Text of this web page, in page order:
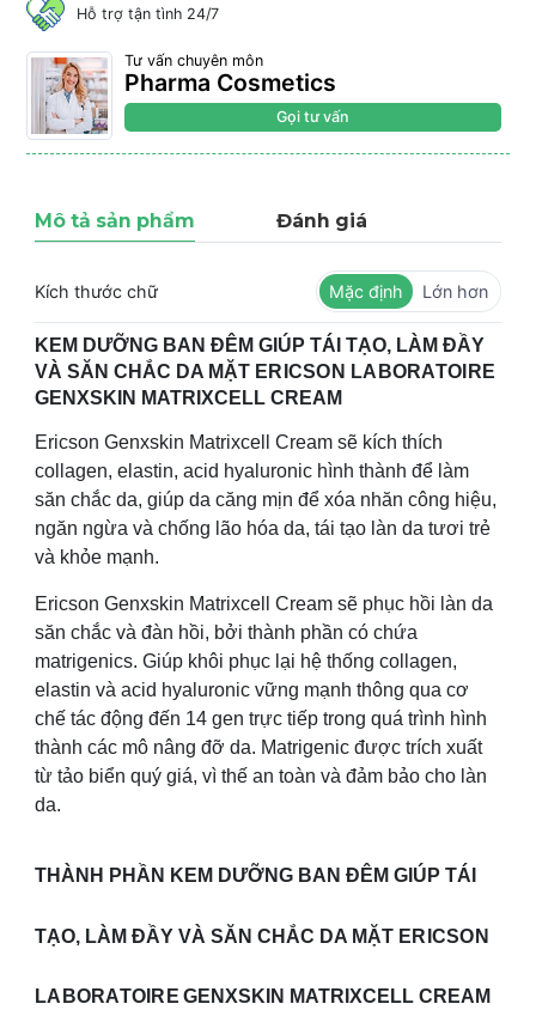
Hỗ trợ tận tình 24/7
Tư vấn chuyên môn
Pharma Cosmetics
Gọi tư vấn
Mô tả sản phẩm Đánh giá
Kích thước chữ Mặc định Lớn hơn
KEM DƯỠNG BAN ĐÊM GIÚP TÁI TẠO, LÀM ĐẦY
VÀ SĂN CHẮC DA MẶT ERICSON LABORATOIRE
GENXSKIN MATRIXCELL CREAM
Ericson Genxskin Matrixcell Cream sẽ kích thích
collagen, elastin, acid hyaluronic hình thành để làm
săn chắc da, giúp da căng mịn để xóa nhăn công hiệu,
ngăn ngừa và chống lão hóa da, tái tạo làn da tươi trẻ
và khỏe mạnh.
Ericson Genxskin Matrixcell Cream sẽ phục hồi làn da
săn chắc và đàn hồi, bởi thành phần có chứa
matrigenics. Giúp khôi phục lại hệ thống collagen,
elastin và acid hyaluronic vững mạnh thông qua cơ
chế tác động đến 14 gen trực tiếp trong quá trình hình
thành các mô nâng đỡ da. Matrigenic được trích xuất
từ tảo biển quý giá, vì thế an toàn và đảm bảo cho làn
da.
THÀNH PHẦN KEM DƯỠNG BAN ĐÊM GIÚP TÁI
TẠO, LÀM ĐẦY VÀ SĂN CHẮC DA MẶT ERICSON
LABORATOIRE GENXSKIN MATRIXCELL CREAM